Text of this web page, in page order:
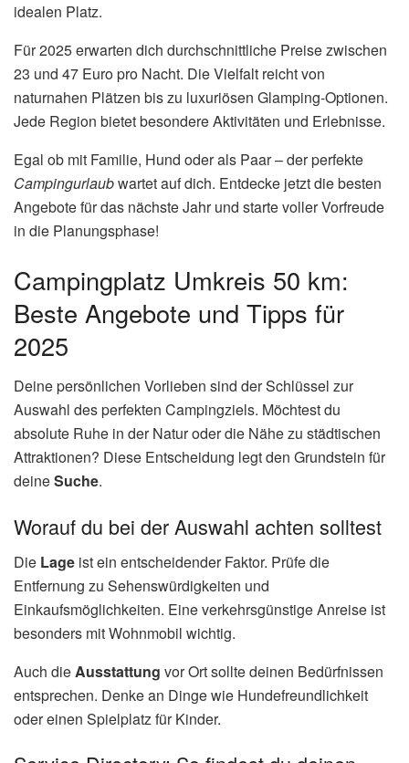
idealen Platz.
Für 2025 erwarten dich durchschnittliche Preise zwischen
23 und 47 Euro pro Nacht. Die Vielfalt reicht von
naturnahen Plätzen bis zu luxuriösen Glamping-Optionen.
Jede Region bietet besondere Aktivitäten und Erlebnisse.
Egal ob mit Familie, Hund oder als Paar – der perfekte
Campingurlaubwartet auf dich. Entdecke jetzt die besten
Angebote für das nächste Jahr und starte voller Vorfreude
in die Planungsphase!
Campingplatz Umkreis 50 km:
Beste Angebote und Tipps für
2025
Deine persönlichen Vorlieben sind der Schlüssel zur
Auswahl des perfekten Campingziels. Möchtest du
absolute Ruhe in der Natur oder die Nähe zu städtischen
Attraktionen? Diese Entscheidung legt den Grundstein für
deineSuche.
Worauf du bei der Auswahl achten solltest
Die Lage ist ein entscheidender Faktor. Prüfe die
Entfernung zu Sehenswürdigkeiten und
Einkaufsmöglichkeiten. Eine verkehrsgünstige Anreise ist
besonders mit Wohnmobil wichtig.
Auch dieAusstattung vor Ort sollte deinen Bedürfnissen
entsprechen. Denke an Dinge wie Hundefreundlichkeit
oder einen Spielplatz für Kinder.